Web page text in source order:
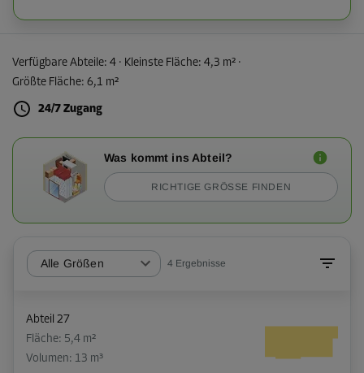
Verfügbare Abteile: 4 · Kleinste Fläche: 4,3 m² ·
Größte Fläche: 6,1 m²
24/7 Zugang
Was kommt ins Abteil?
RICHTIGE GRÖSSE FINDEN
Alle Größen 4 Ergebnisse
Abteil 27
Fläche: 5,4 m²
Volumen: 13 m³